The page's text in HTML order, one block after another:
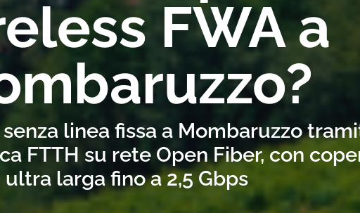
FWA a
linea fissa a Mombaruzzo
FTTH su rete Open Fiber, con
ultra larga fino a 2,5 Gbps